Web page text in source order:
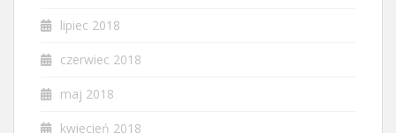
lipiec 2018
czerwiec 2018
maj 2018
kwiecień 2018